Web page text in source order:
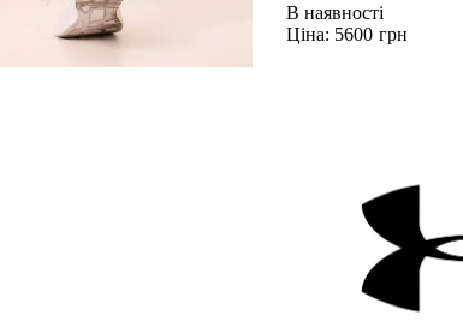
В наявності
грн
Ціна: 5600